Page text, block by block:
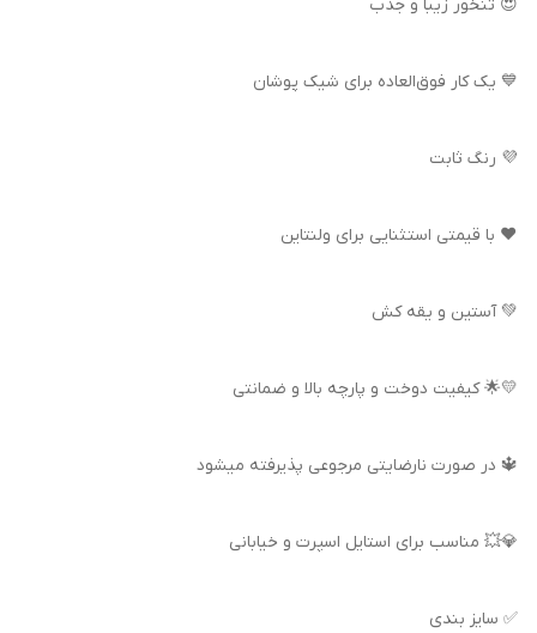
😍 تنخور زیبا و جذب
💙 یک کار فوق‌العاده برای شیک پوشان
💜 رنگ ثابت
❤️ با قیمتی استثنایی برای ولنتاین
💚 آستین و یقه کش
💛🌟 کیفیت دوخت و پارچه بالا و ضمانتی
🔱 در صورت نارضایتی مرجوعی پذیرفته میشود
💎💥 مناسب برای استایل اسپرت و خیابانی
✅ سایز بندی